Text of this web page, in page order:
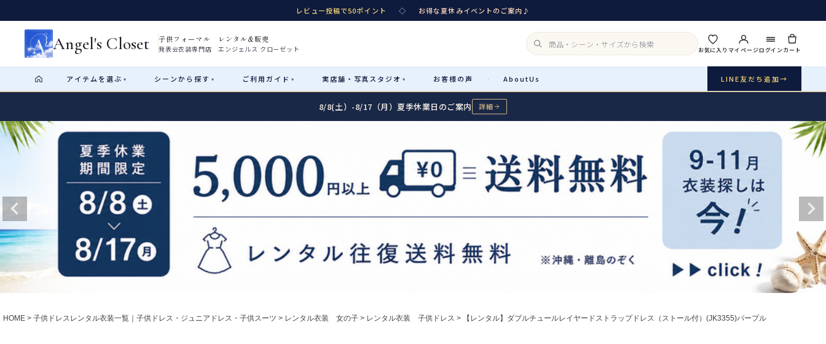
レビュー投稿で50ポイント ◇ お得な夏休みイベントのご案内♪
Angel's Closet 子供フォーマル レンタル&販売
発表会衣装専門店 エンジェルス クローゼット お気に入りマイページログインカート
アイテム を選ぶ ▾ シーンから探す ▾ ご利用ガイド ▾ 実店舗・ 写真スタジオ ▾ お客様の声 · AboutUs LINE友だち追加→
カテゴリ詳細 サイズで選ぶ →
レンタル
女の子ドレス 男の子スーツ
シューズ 小物・アクセ
アウター レディース
Sale
音楽雑貨
性別・サイズで絞り込む
Recital & Concours Wedding Graduation & Entrance Shichi-Go-San
Start はじめに
ショップガイド（総合案内）
レンタル・販売の入口
サイズの選び方
測り方と目安
Angel's Closetについて
創業2003年からの想い
04 レンタルのご案内
予約・配送・返却・料金
05 レンタルの流れ
06 あんしんパック
汚れ・キズ・破損の補償
07 販売・共通のご案内
品質・返品・お手入れ
08 送料・お支払い
09
電話・メール・LINE
8/8(土）-8/17（月）夏季休業日のご案内 詳細
HOME 子供ドレスレンタル衣装一覧｜子供ドレス・ジュニアドレス・子供スーツ レンタル衣装 女の子 レンタル衣装 子供ドレス 【レンタル】ダブルチュールレイヤードストラップドレス（ストール付）(JK3355)パープル